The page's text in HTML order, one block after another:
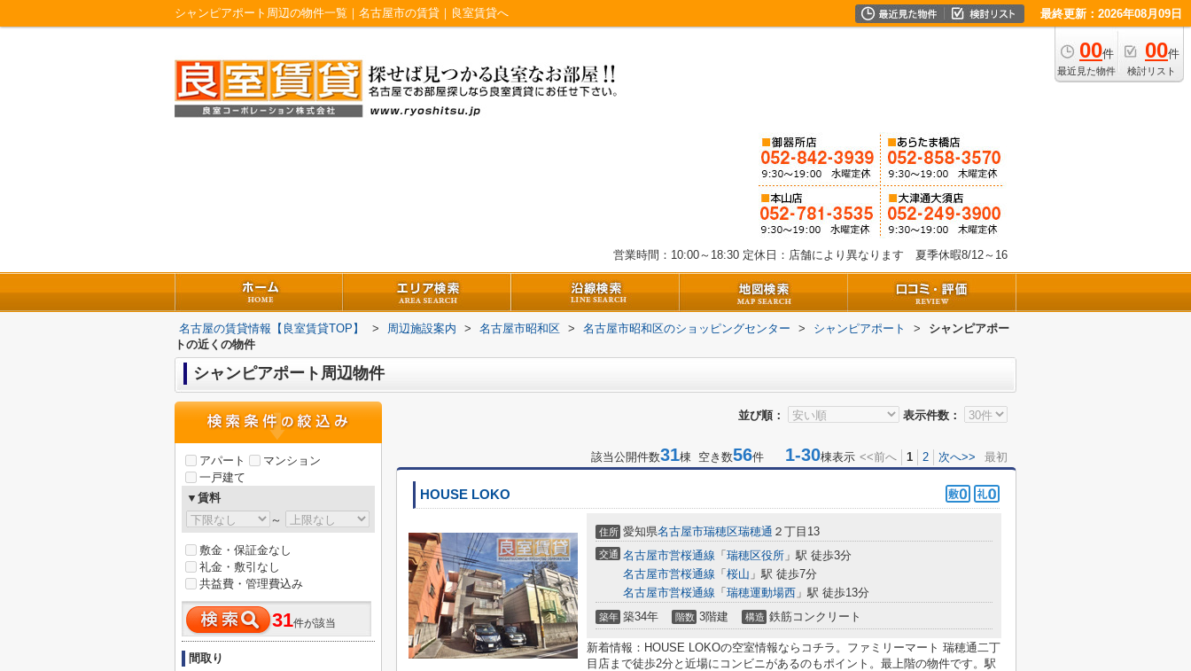
シャンピアポート周辺の物件一覧｜名古屋市の賃貸｜良室賃貸へ 最終更新：2026年08月09日
00件
最近見た物件
00件
検討リスト
営業時間：10:00～18:30 定休日：店舗により異なります 夏季休暇8/12～16
名古屋の賃貸情報【良室賃貸TOP】 > 周辺施設案内 > 名古屋市昭和区 > 名古屋市昭和区のショッピングセンター > シャンピアポート >
シャンピアポー
トの近くの物件
シャンピアポート周辺物件
並び順： 表示件数：
該当公開件数31棟 空き数56件 1-30棟表示 <<前へ 1 2 次へ>> 最初
HOUSE LOKO
住所 愛知県名古屋市瑞穂区瑞穂通 ２丁目13
交通 名古屋市営桜通線 「 瑞穂区役所 」駅 徒歩3分
名古屋市営桜通線 「 桜山 」駅 徒歩7分
名古屋市営桜通線 「 瑞穂運動場西 」駅 徒歩13分
築年 築34年 階数 3階建 構造 鉄筋コンクリート
新着情報：HOUSE LOKOの空室情報ならコチラ。ファミリーマート 瑞穂通二丁
目店まで徒歩2分と近場にコンビニがあるのもポイント。最上階の物件です。駅
アパート
マンション
一戸建て
▼賃料
～
敷金・保証金なし
礼金・敷引なし
共益費・管理費込み
31件が該当
間取り